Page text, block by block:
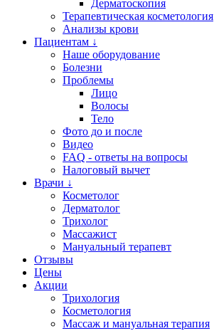
Дерматоскопия
Терапевтическая косметология
Анализы крови
Пациентам ↓
Наше оборудование
Болезни
Проблемы
Лицо
Волосы
Тело
Фото до и после
Видео
FAQ - ответы на вопросы
Налоговый вычет
Врачи ↓
Косметолог
Дерматолог
Трихолог
Массажист
Мануальный терапевт
Отзывы
Цены
Акции
Трихология
Косметология
Массаж и мануальная терапия